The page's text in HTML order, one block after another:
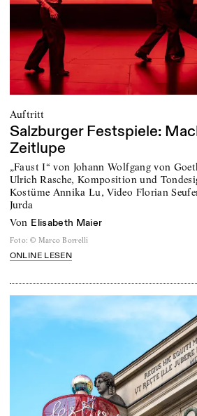
Auftritt
Salzburger Festspiele:
Zeitlupe
„Faust I“ von Johann Wolfgang von
Ulrich Rasche, Komposition und
Kostüme Annika Lu, Video Florian
Jurda
von Elisabeth Maier
Foto: © Marco Borrelli
ONLINE LESEN